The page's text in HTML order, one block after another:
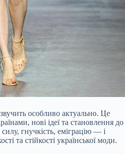
звучить особливо актуально. Це
нові ідеї та становлення до
гнучкість, еміграцію — і
та стійкості української моди.